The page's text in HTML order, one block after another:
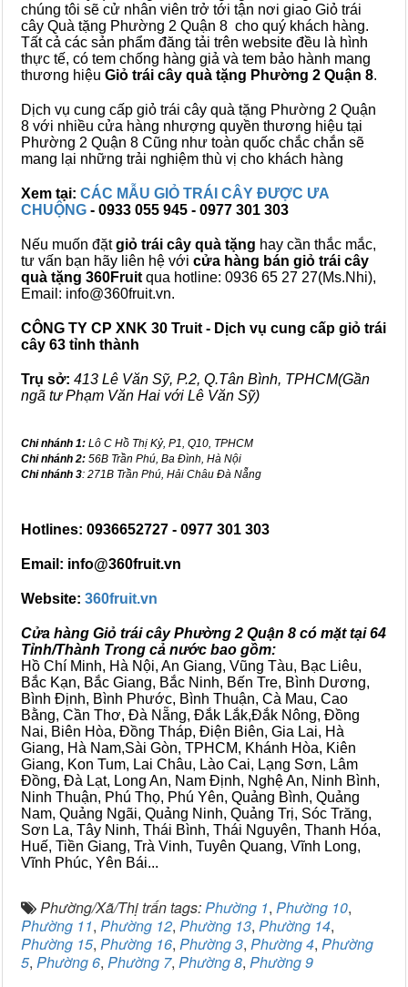
chúng tôi sẽ cử nhân viên trở tới tận nơi giao Giỏ trái
cây Quà tặng Phường 2 Quận 8 cho quý khách hàng.
Tất cả các sản phẩm đăng tải trên website đều là hình
thực tế, có tem chống hàng giả và tem bảo hành mang
thương hiệu Giỏ trái cây quà tặng Phường 2 Quận 8.
Dịch vụ cung cấp giỏ trái cây quà tặng Phường 2 Quận
8 với nhiều cửa hàng nhượng quyền thương hiệu tại
Phường 2 Quận 8 Cũng như toàn quốc chắc chắn sẽ
mang lại những trải nghiệm thù vị cho khách hàng
Xem tại: CÁC MẪU GIỎ TRÁI CÂY ĐƯỢC ƯA
CHUỘNG - 0933 055 945 - 0977 301 303
Nếu muốn đặtgiỏ trái cây quà tặng hay cần thắc mắc,
tư vấn bạn hãy liên hệ với cửa hàng bán giỏ trái cây
quà tặng 360Fruit qua hotline: 0936 65 27 27(Ms.Nhi),
Email: info@360fruit.vn.
CÔNG TY CP XNK 30 Truit - Dịch vụ cung cấp giỏ trái
cây 63 tỉnh thành
Trụ sở: 413 Lê Văn Sỹ, P.2, Q.Tân Bình, TPHCM(Gần
ngã tư Phạm Văn Hai với Lê Văn Sỹ)
Chi nhánh 1: Lô C Hồ Thị Kỷ, P1, Q10, TPHCM
Chi nhánh 2: 56B Trần Phú, Ba Đình, Hà Nội
Chi nhánh 3: 271B Trần Phú, Hải Châu Đà Nẵng
Hotlines: 0936652727 - 0977 301 303
Email: info@360fruit.vn
Website: 360fruit.vn
Cửa hàng Giỏ trái cây Phường 2 Quận 8 có mặt tại 64
Tỉnh/Thành Trong cả nước bao gồm:
Hồ Chí Minh, Hà Nội, An Giang, Vũng Tàu, Bạc Liêu,
Bắc Kạn, Bắc Giang, Bắc Ninh, Bến Tre, Bình Dương,
Bình Định, Bình Phước, Bình Thuận, Cà Mau, Cao
Bằng, Cần Thơ, Đà Nẵng, Đắk Lắk,Đắk Nông, Đồng
Nai, Biên Hòa, Đồng Tháp, Điện Biên, Gia Lai, Hà
Giang, Hà Nam,Sài Gòn, TPHCM, Khánh Hòa, Kiên
Giang, Kon Tum, Lai Châu, Lào Cai, Lạng Sơn, Lâm
Đồng, Đà Lạt, Long An, Nam Định, Nghệ An, Ninh Bình,
Ninh Thuận, Phú Thọ, Phú Yên, Quảng Bình, Quảng
Nam, Quảng Ngãi, Quảng Ninh, Quảng Trị, Sóc Trăng,
Sơn La, Tây Ninh, Thái Bình, Thái Nguyên, Thanh Hóa,
Huế, Tiền Giang, Trà Vinh, Tuyên Quang, Vĩnh Long,
Vĩnh Phúc, Yên Bái...
Phường/Xã/Thị trấn tags:Phường 1, Phường 10,
Phường 11, Phường 12, Phường 13, Phường 14,
Phường 15, Phường 16, Phường 3, Phường 4, Phường
5, Phường 6, Phường 7, Phường 8, Phường 9